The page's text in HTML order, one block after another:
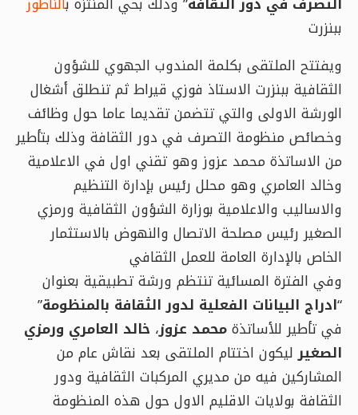
ببنزرت
ويفتتح الملتقى بكلمة المندوب الجهوي للشؤون
الثقافية ببنزرت الاستاذ فوزي قيراط ثم تنطلق أشغال
الورشة الاولى والتي تتضمن تقديما عاما حول وظائف
وخصائص منظومة التصرف في دور الثقافة وذلك بتأطير
من الاساتذة محمد عزوز وهو تقني اول في الاعلامية
وخالد العامري وهو محلل رئيس بإدارة التنظيم
والاساليب والاعلامية بوزارة الشؤون الثقافية ورمزي
الصغير رئيس مصلحة الاتصال والنهوض بالاستثمار
الخاص بالإدارة العامة للعمل الثقافي
وفي الفترة المسائية تنتظم ورشة تطبيقية بعنوان
“ادراج البيانات الفعلية لدور الثقافة بالمنظومة”
في تأطير للأساتذةمحمد عزوز، خالد العامري ورمزي
الصغيرليكون اختتام الملتقى بعد نقاش عام من
المشاركين فيه من مديري المركبات الثقافية ودور
الثقافة بولايات الاقليم الاول حول هذه المنظومة